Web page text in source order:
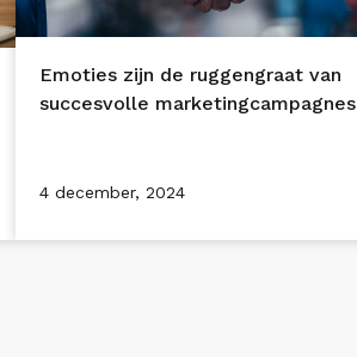
Emoties zijn de ruggengraat van
succesvolle marketingcampagnes
4 december, 2024